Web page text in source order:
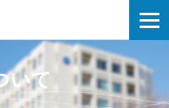
風せいわ病院 | 北陵中学校 1
いて